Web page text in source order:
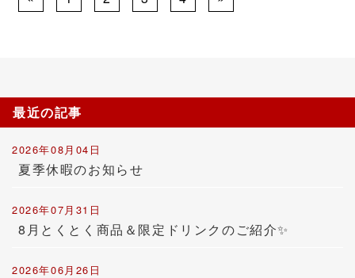
最近の記事
2026年08月04日
夏季休暇のお知らせ
2026年07月31日
8月とくとく商品＆限定ドリンクのご紹介✨
2026年06月26日